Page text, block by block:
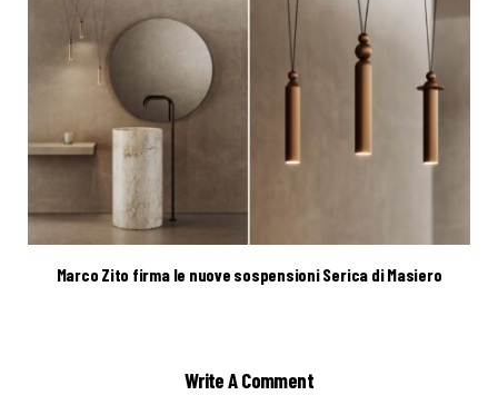
Marco Zito firma le nuove sospensioni Serica di Masiero
Write A Comment